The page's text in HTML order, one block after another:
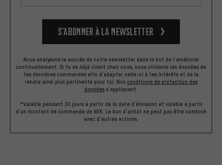
S’abonner à la newsletter
Nous analysons le succès de notre newsletter dans le but de l'améliorer
continuellement. Si tu es déjà client chez nous, nous utilisons les données de
tes dernières commandes afin d'adapter celle-ci à tes intérêts et de la
rendre ainsi plus pertinente pour toi. Nos conditions de protection des
données s'appliquent.
*Valable pendant 30 jours à partir de la date d'émission et valable à partir
d'un montant de commande de 60€. Le bon d'achat ne peut pas être combiné
avec d'autres actions.